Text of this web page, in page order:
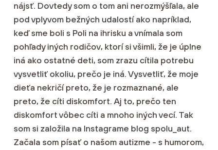
nájsť. Dovtedy som o tom ani nerozmýšľala, ale
pod vplyvom bežných udalostí ako napríklad,
keď sme boli s Poli na ihrisku a vnímala som
pohľady iných rodičov, ktorí si všimli, že je úplne
iná ako ostatné deti, som zrazu cítila potrebu
vysvetliť okoliu, prečo je iná. Vysvetliť, že moje
dieťa nekričí preto, že je rozmaznané, ale
preto, že cíti diskomfort. Aj to, prečo ten
diskomfort vôbec cíti a mnoho iných vecí. Tak
som si založila na Instagrame blog spolu_aut.
Začala som písať o našom autizme - s humorom,